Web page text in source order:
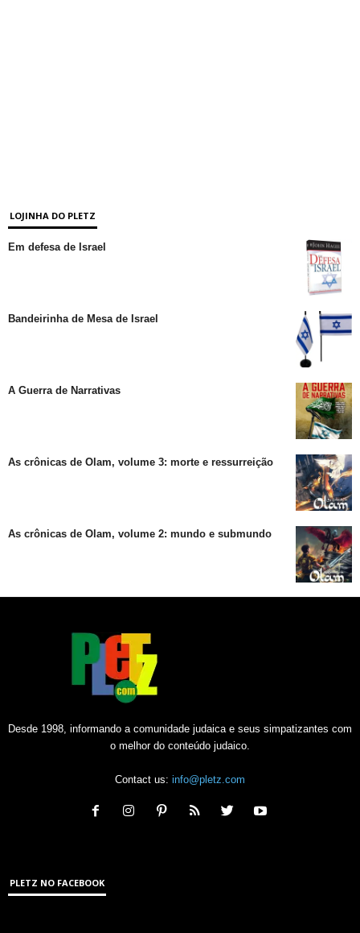
LOJINHA DO PLETZ
Em defesa de Israel
Bandeirinha de Mesa de Israel
A Guerra de Narrativas
As crônicas de Olam, volume 3: morte e ressurreição
As crônicas de Olam, volume 2: mundo e submundo
Desde 1998, informando a comunidade judaica e seus simpatizantes com
o melhor do conteúdo judaico.
Contact us: info@pletz.com
PLETZ NO FACEBOOK